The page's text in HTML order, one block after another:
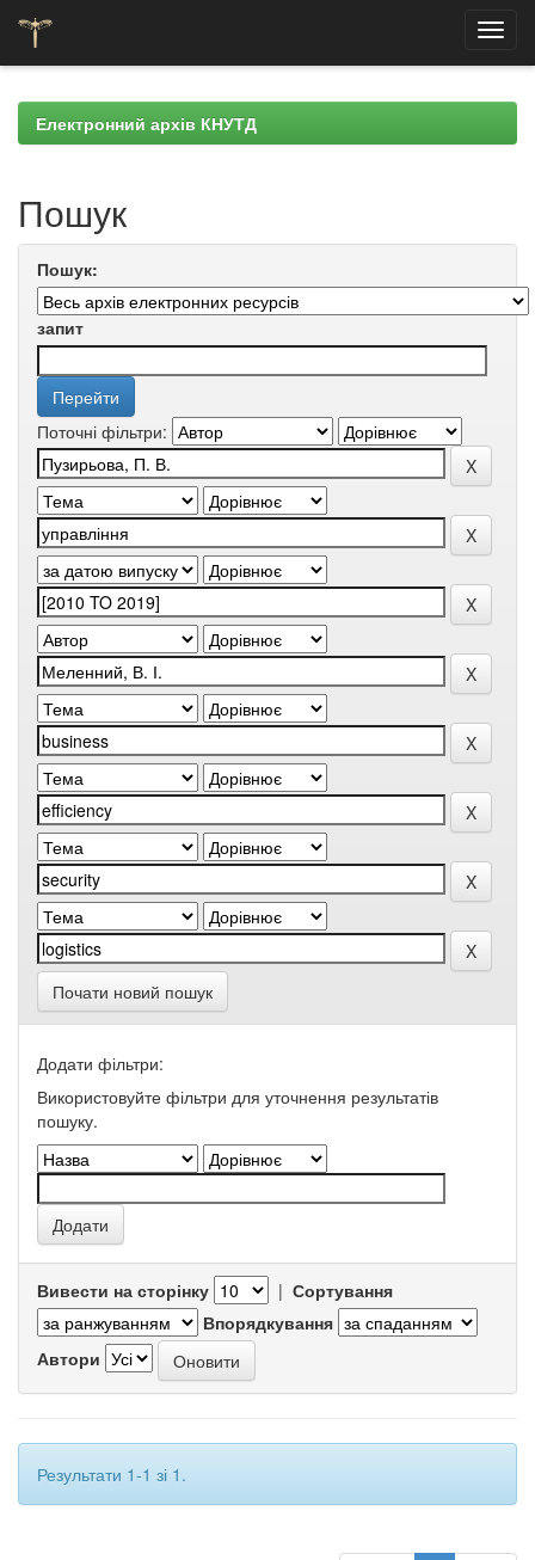
navigationЕлектронний архів КНУТД
Пошук
Пошук:
запит
Поточні фільтри:
Почати новий пошук
Додати фільтри:
Використовуйте фільтри для уточнення результатів
пошуку.
Вивести на сторінку | Сортування
Впорядкування
Автори
Результати 1-1 зі 1.